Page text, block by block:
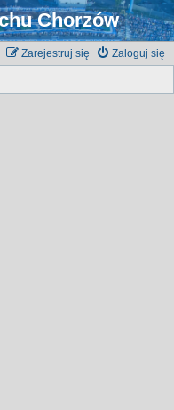
Chorzów
Zaloguj się
Zarejestruj się